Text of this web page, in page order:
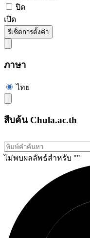
ปิด
เปิด
รีเซ็ตการตั้งค่า
ภาษา
ไทย
สืบค้น Chula.ac.th
ไม่พบผลลัพธ์สำหรับ ""